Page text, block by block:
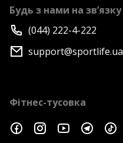
Будь з нами на зв’язку
(044) 222-4-222
support@sportlife.ua
Фітнес-тусовка